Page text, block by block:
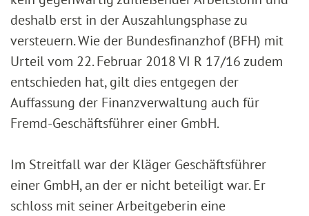
deshalb erst in der Auszahlungsphase zu
versteuern. Wie der Bundesfinanzhof (BFH) mit
Urteil vom 22. Februar 2018 VI R 17/16 zudem
entschieden hat, gilt dies entgegen der
Auffassung der Finanzverwaltung auch für
Fremd-Geschäftsführer einer GmbH.
Im Streitfall war der Kläger Geschäftsführer
einer GmbH, an der er nicht beteiligt war. Er
schloss mit seiner Arbeitgeberin eine